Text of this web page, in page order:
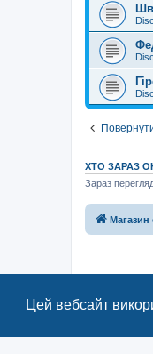
Цей вебсайт
ХТО ЗАРАЗ
Зараз